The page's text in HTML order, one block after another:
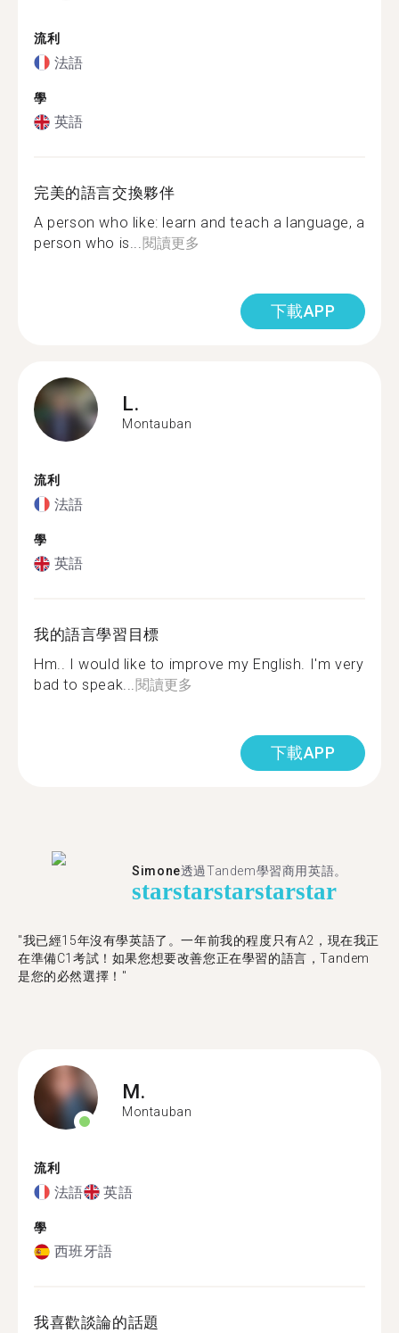
流利
法語
學
英語
完美的語言交換夥伴
A person who like: learn and teach a language, a
person who is...閱讀更多
下載APP
L.
Montauban
流利
法語
學
英語
我的語言學習目標
Hm.. I would like to improve my English. I'm very
bad to speak...閱讀更多
下載APP
Simone透過Tandem學習商用英語。
starstarstarstarstar
"我已經15年沒有學英語了。一年前我的程度只有A2，現在我正
在準備C1考試！如果您想要改善您正在學習的語言，Tandem
是您的必然選擇！"
M.
Montauban
流利
法語 英語
學
西班牙語
我喜歡談論的話題